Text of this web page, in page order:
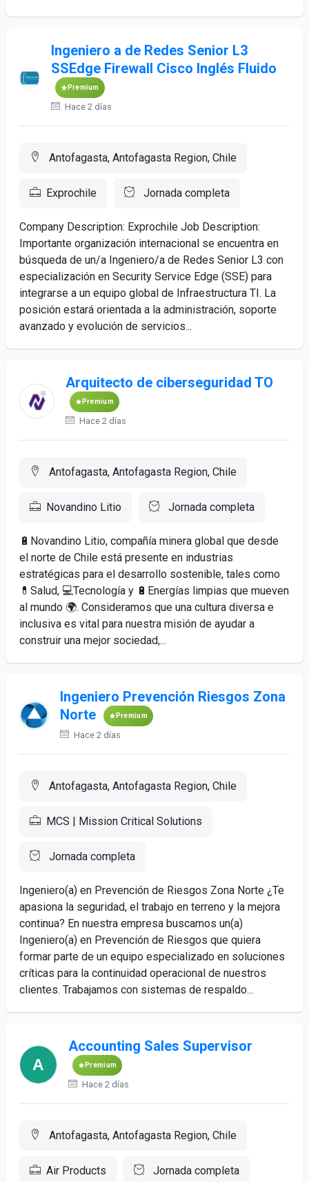
Ingeniero a de Redes Senior L3
SSEdge Firewall Cisco Inglés Fluido
Premium
Hace 2 días
Antofagasta, Antofagasta Region, Chile
Exprochile Jornada completa
Company Description: Exprochile Job Description:
Importante organización internacional se encuentra en
búsqueda de un/a Ingeniero/a de Redes Senior L3 con
especialización en Security Service Edge (SSE) para
integrarse a un equipo global de Infraestructura TI. La
posición estará orientada a la administración, soporte
avanzado y evolución de servicios...
Arquitecto de ciberseguridad TO
Premium
Hace 2 días
Antofagasta, Antofagasta Region, Chile
Novandino Litio Jornada completa
🔋Novandino Litio, compañía minera global que desde
el norte de Chile está presente en industrias
estratégicas para el desarrollo sostenible, tales como
💊Salud, 💻Tecnología y 🔋Energías limpias que mueven
al mundo 🌍. Consideramos que una cultura diversa e
inclusiva es vital para nuestra misión de ayudar a
construir una mejor sociedad,...
Ingeniero Prevención Riesgos Zona
Norte
Premium
Hace 2 días
Antofagasta, Antofagasta Region, Chile
MCS | Mission Critical Solutions
Jornada completa
Ingeniero(a) en Prevención de Riesgos Zona Norte ¿Te
apasiona la seguridad, el trabajo en terreno y la mejora
continua? En nuestra empresa buscamos un(a)
Ingeniero(a) en Prevención de Riesgos que quiera
formar parte de un equipo especializado en soluciones
críticas para la continuidad operacional de nuestros
clientes. Trabajamos con sistemas de respaldo...
Accounting Sales Supervisor
Premium
Hace 2 días
Antofagasta, Antofagasta Region, Chile
Air Products Jornada completa